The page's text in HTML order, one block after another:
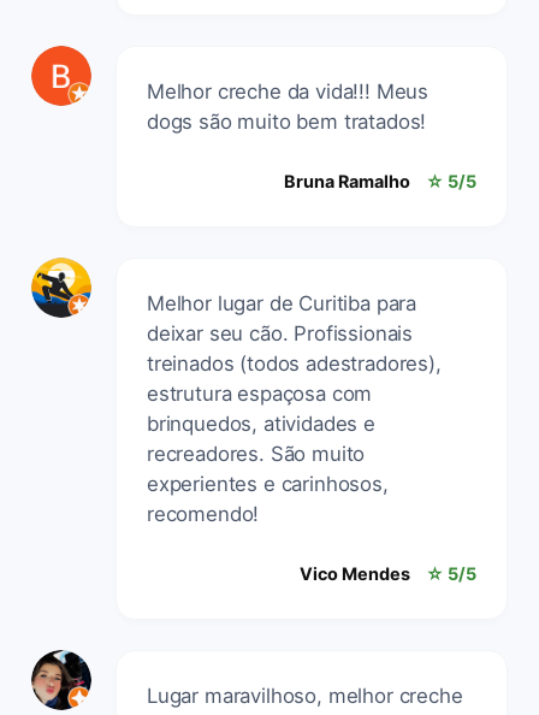
Melhor creche da vida!!! Meus
dogs são muito bem tratados!
Bruna Ramalho ☆ 5/5
Melhor lugar de Curitiba para
deixar seu cão. Profissionais
treinados (todos adestradores),
estrutura espaçosa com
brinquedos, atividades e
recreadores. São muito
experientes e carinhosos,
recomendo!
Vico Mendes ☆ 5/5
Lugar maravilhoso, melhor creche